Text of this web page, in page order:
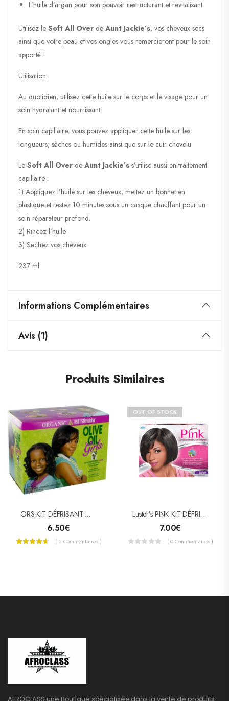
L’huile d’argan pour son pouvoir restructurant et revitalisant
Utilisez le Soft All Over de Aunt Jackie’s, vos cheveux secs
ainsi que votre peau et vos ongles vous remercieront pour le soin
apporté !
Utilisation :
Au quotidien, utilisez cette huile sur le corps et le visage pour un
soin hydratant et nourrissant.
En soin capillaire, vous pouvez appliquer cette huile sur les
longueurs, sèches ou humides ainsi que sur le cuir chevelu
Le Soft All Over de Aunt Jackie’s s’utilise aussi en traitement
capillaire :
1) Appliquez l’huile sur les cheveux, mettez un bonnet en
plastique et restez 10 minutes sous un casque chauffant pour un
soin réparateur profond.
2) Rincez l’huile
3) Séchez vos cheveux.
237 ml
Informations Complémentaires
Avis (1)
Produits Similaires
ORS KIT DÉFRISANT OLIVE OIL GIRLS
6.50€
( 2 Commentaires )
OUT OF STOCK
Luster’s PINK KIT DÉFRISANT SANS SOUDE SUPER
7.00€
( 0 Commentaires )